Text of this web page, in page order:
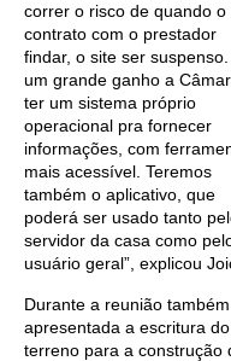
correr o risco de quando o
contrato com o prestador
findar, o site ser
um grande ganho a
ter um sistema próprio
operacional pra fornecer
informações, com
mais acessível. Teremos
também o aplicativo, que
poderá ser usado tanto
servidor da casa como
usuário geral”, explicou
Durante a reunião
apresentada a escritura do
terreno para a construção